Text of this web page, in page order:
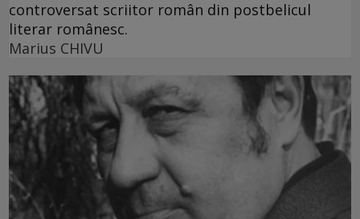
controversat scriitor român din postbelicul
literar românesc.
Marius CHIVU